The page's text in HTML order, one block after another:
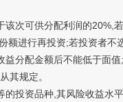
可供分配利润的20%,
进行再投资;若投资者
分配金额后不能低于面
其规定。
资品种,其风险收益水平